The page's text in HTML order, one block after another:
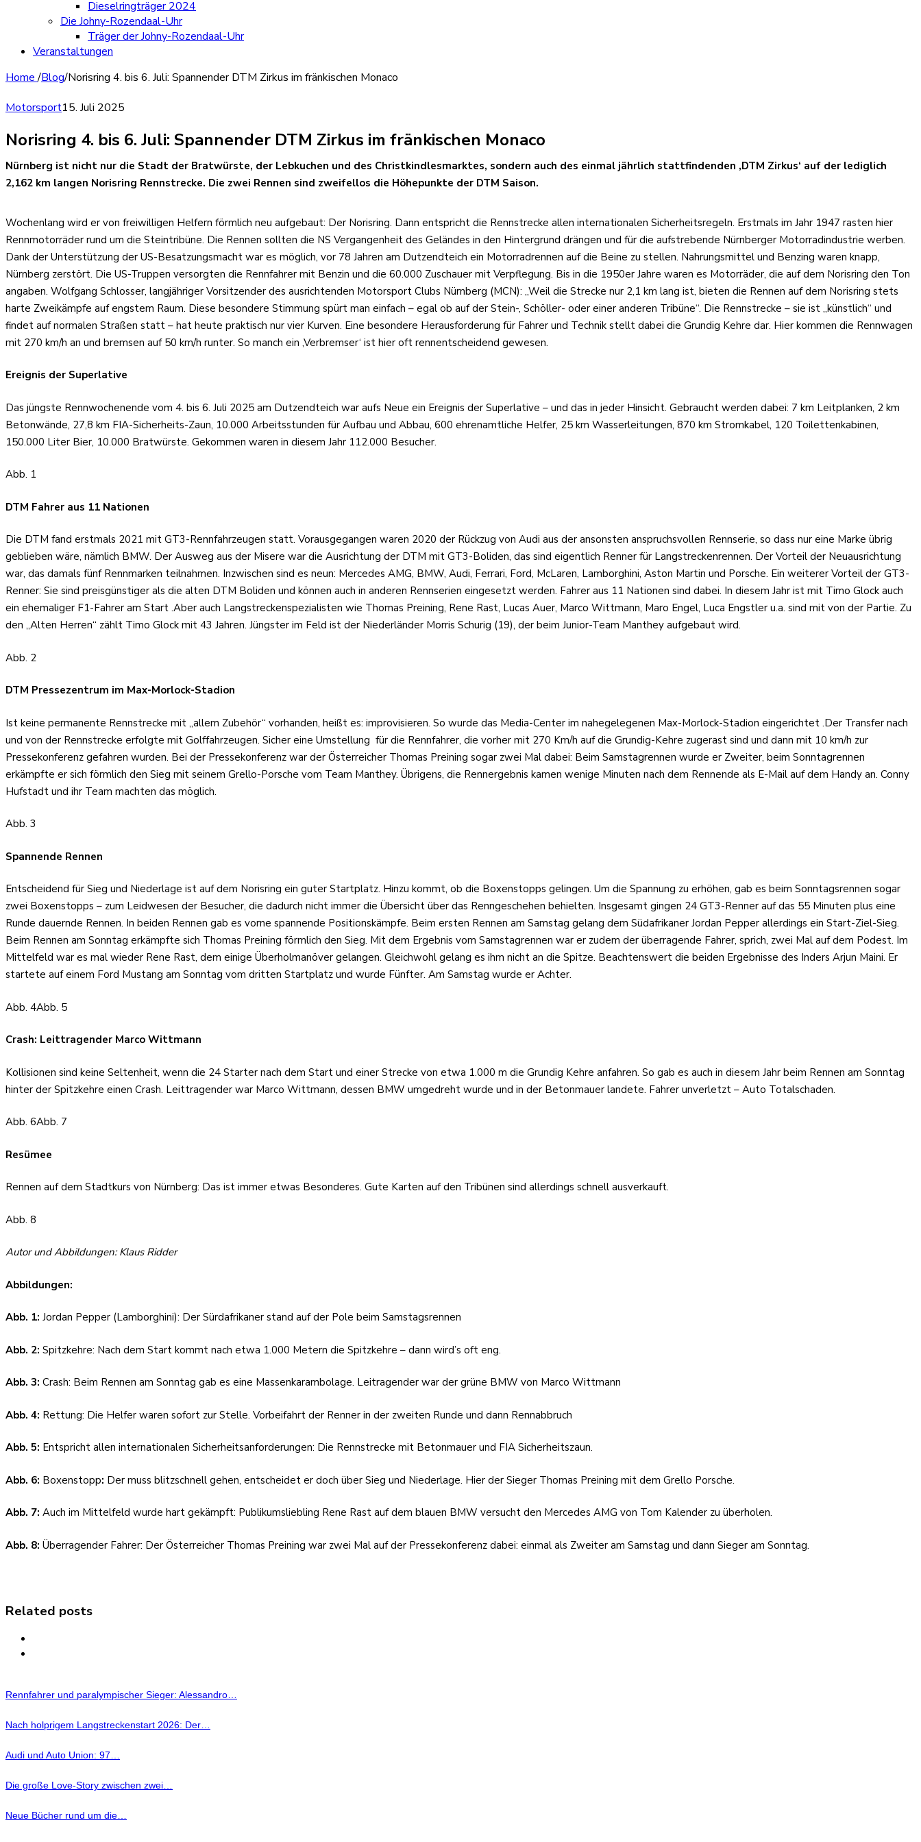
Dieselringträger 2024
Die Johny-Rozendaal-Uhr
Träger der Johny-Rozendaal-Uhr
Veranstaltungen
Home/Blog/Norisring 4. bis 6. Juli: Spannender DTM Zirkus im fränkischen Monaco
Motorsport15. Juli 2025
Norisring 4. bis 6. Juli: Spannender DTM Zirkus im fränkischen Monaco
Nürnberg ist nicht nur die Stadt der Bratwürste, der Lebkuchen und des Christkindlesmarktes, sondern auch des einmal jährlich stattfindenden ‚DTM Zirkus‘ auf der lediglich
2,162 km langen Norisring Rennstrecke. Die zwei Rennen sind zweifellos die Höhepunkte der DTM Saison.
Wochenlang wird er von freiwilligen Helfern förmlich neu aufgebaut: Der Norisring. Dann entspricht die Rennstrecke allen internationalen Sicherheitsregeln. Erstmals im Jahr 1947 rasten hier
Rennmotorräder rund um die Steintribüne. Die Rennen sollten die NS Vergangenheit des Geländes in den Hintergrund drängen und für die aufstrebende Nürnberger Motorradindustrie werben.
Dank der Unterstützung der US-Besatzungsmacht war es möglich, vor 78 Jahren am Dutzendteich ein Motorradrennen auf die Beine zu stellen. Nahrungsmittel und Benzing waren knapp,
Nürnberg zerstört. Die US-Truppen versorgten die Rennfahrer mit Benzin und die 60.000 Zuschauer mit Verpflegung. Bis in die 1950er Jahre waren es Motorräder, die auf dem Norisring den Ton
angaben. Wolfgang Schlosser, langjähriger Vorsitzender des ausrichtenden Motorsport Clubs Nürnberg (MCN): „Weil die Strecke nur 2,1 km lang ist, bieten die Rennen auf dem Norisring stets
harte Zweikämpfe auf engstem Raum. Diese besondere Stimmung spürt man einfach – egal ob auf der Stein-, Schöller- oder einer anderen Tribüne“. Die Rennstrecke – sie ist „künstlich“ und
findet auf normalen Straßen statt – hat heute praktisch nur vier Kurven. Eine besondere Herausforderung für Fahrer und Technik stellt dabei die Grundig Kehre dar. Hier kommen die Rennwagen
mit 270 km/h an und bremsen auf 50 km/h runter. So manch ein ‚Verbremser‘ ist hier oft rennentscheidend gewesen.
Ereignis der Superlative
Das jüngste Rennwochenende vom 4. bis 6. Juli 2025 am Dutzendteich war aufs Neue ein Ereignis der Superlative – und das in jeder Hinsicht. Gebraucht werden dabei: 7 km Leitplanken, 2 km
Betonwände, 27,8 km FIA-Sicherheits-Zaun, 10.000 Arbeitsstunden für Aufbau und Abbau, 600 ehrenamtliche Helfer, 25 km Wasserleitungen, 870 km Stromkabel, 120 Toilettenkabinen,
150.000 Liter Bier, 10.000 Bratwürste. Gekommen waren in diesem Jahr 112.000 Besucher.
Abb. 1
DTM Fahrer aus 11 Nationen
Die DTM fand erstmals 2021 mit GT3-Rennfahrzeugen statt. Vorausgegangen waren 2020 der Rückzug von Audi aus der ansonsten anspruchsvollen Rennserie, so dass nur eine Marke übrig
geblieben wäre, nämlich BMW. Der Ausweg aus der Misere war die Ausrichtung der DTM mit GT3-Boliden, das sind eigentlich Renner für Langstreckenrennen. Der Vorteil der Neuausrichtung
war, das damals fünf Rennmarken teilnahmen. Inzwischen sind es neun: Mercedes AMG, BMW, Audi, Ferrari, Ford, McLaren, Lamborghini, Aston Martin und Porsche. Ein weiterer Vorteil der GT3-
Renner: Sie sind preisgünstiger als die alten DTM Boliden und können auch in anderen Rennserien eingesetzt werden. Fahrer aus 11 Nationen sind dabei. In diesem Jahr ist mit Timo Glock auch
ein ehemaliger F1-Fahrer am Start .Aber auch Langstreckenspezialisten wie Thomas Preining, Rene Rast, Lucas Auer, Marco Wittmann, Maro Engel, Luca Engstler u.a. sind mit von der Partie. Zu
den „Alten Herren“ zählt Timo Glock mit 43 Jahren. Jüngster im Feld ist der Niederländer Morris Schurig (19), der beim Junior-Team Manthey aufgebaut wird.
Abb. 2
DTM Pressezentrum im Max-Morlock-Stadion
Ist keine permanente Rennstrecke mit „allem Zubehör“ vorhanden, heißt es: improvisieren. So wurde das Media-Center im nahegelegenen Max-Morlock-Stadion eingerichtet .Der Transfer nach
und von der Rennstrecke erfolgte mit Golffahrzeugen. Sicher eine Umstellung für die Rennfahrer, die vorher mit 270 Km/h auf die Grundig-Kehre zugerast sind und dann mit 10 km/h zur
Pressekonferenz gefahren wurden. Bei der Pressekonferenz war der Österreicher Thomas Preining sogar zwei Mal dabei: Beim Samstagrennen wurde er Zweiter, beim Sonntagrennen
erkämpfte er sich förmlich den Sieg mit seinem Grello-Porsche vom Team Manthey. Übrigens, die Rennergebnis kamen wenige Minuten nach dem Rennende als E-Mail auf dem Handy an. Conny
Hufstadt und ihr Team machten das möglich.
Abb. 3
Spannende Rennen
Entscheidend für Sieg und Niederlage ist auf dem Norisring ein guter Startplatz. Hinzu kommt, ob die Boxenstopps gelingen. Um die Spannung zu erhöhen, gab es beim Sonntagsrennen sogar
zwei Boxenstopps – zum Leidwesen der Besucher, die dadurch nicht immer die Übersicht über das Renngeschehen behielten. Insgesamt gingen 24 GT3-Renner auf das 55 Minuten plus eine
Runde dauernde Rennen. In beiden Rennen gab es vorne spannende Positionskämpfe. Beim ersten Rennen am Samstag gelang dem Südafrikaner Jordan Pepper allerdings ein Start-Ziel-Sieg.
Beim Rennen am Sonntag erkämpfte sich Thomas Preining förmlich den Sieg. Mit dem Ergebnis vom Samstagrennen war er zudem der überragende Fahrer, sprich, zwei Mal auf dem Podest. Im
Mittelfeld war es mal wieder Rene Rast, dem einige Überholmanöver gelangen. Gleichwohl gelang es ihm nicht an die Spitze. Beachtenswert die beiden Ergebnisse des Inders Arjun Maini. Er
startete auf einem Ford Mustang am Sonntag vom dritten Startplatz und wurde Fünfter. Am Samstag wurde er Achter.
Abb. 4Abb. 5
Crash: Leittragender Marco Wittmann
Kollisionen sind keine Seltenheit, wenn die 24 Starter nach dem Start und einer Strecke von etwa 1.000 m die Grundig Kehre anfahren. So gab es auch in diesem Jahr beim Rennen am Sonntag
hinter der Spitzkehre einen Crash. Leittragender war Marco Wittmann, dessen BMW umgedreht wurde und in der Betonmauer landete. Fahrer unverletzt – Auto Totalschaden.
Abb. 6Abb. 7
Resümee
Rennen auf dem Stadtkurs von Nürnberg: Das ist immer etwas Besonderes. Gute Karten auf den Tribünen sind allerdings schnell ausverkauft.
Abb. 8
Autor und Abbildungen: Klaus Ridder
Abbildungen:
Abb. 1: Jordan Pepper (Lamborghini): Der Sürdafrikaner stand auf der Pole beim Samstagsrennen
Abb. 2: Spitzkehre: Nach dem Start kommt nach etwa 1.000 Metern die Spitzkehre – dann wird’s oft eng.
Abb. 3: Crash: Beim Rennen am Sonntag gab es eine Massenkarambolage. Leitragender war der grüne BMW von Marco Wittmann
Abb. 4: Rettung: Die Helfer waren sofort zur Stelle. Vorbeifahrt der Renner in der zweiten Runde und dann Rennabbruch
Abb. 5: Entspricht allen internationalen Sicherheitsanforderungen: Die Rennstrecke mit Betonmauer und FIA Sicherheitszaun.
Abb. 6: Boxenstopp: Der muss blitzschnell gehen, entscheidet er doch über Sieg und Niederlage. Hier der Sieger Thomas Preining mit dem Grello Porsche.
Abb. 7: Auch im Mittelfeld wurde hart gekämpft: Publikumsliebling Rene Rast auf dem blauen BMW versucht den Mercedes AMG von Tom Kalender zu überholen.
Abb. 8: Überragender Fahrer: Der Österreicher Thomas Preining war zwei Mal auf der Pressekonferenz dabei: einmal als Zweiter am Samstag und dann Sieger am Sonntag.
Related posts
Rennfahrer und paralympischer Sieger: Alessandro…
Nach holprigem Langstreckenstart 2026: Der…
Audi und Auto Union: 97…
Die große Love-Story zwischen zwei…
Neue Bücher rund um die…